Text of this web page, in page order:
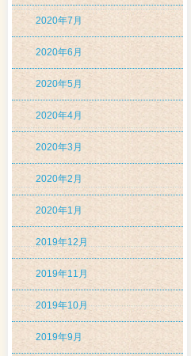
2020年7月
2020年6月
2020年5月
2020年4月
2020年3月
2020年2月
2020年1月
2019年12月
2019年11月
2019年10月
2019年9月